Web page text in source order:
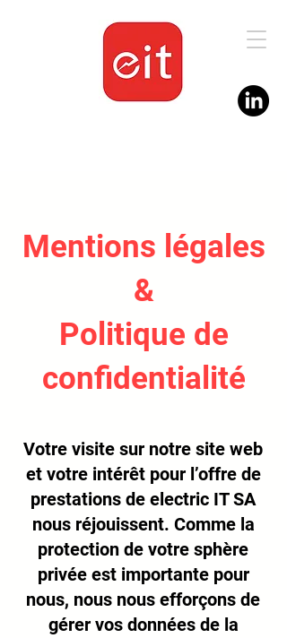
Mentions légales
&
Politique de
confidentialité
Votre visite sur notre site web
et votre intérêt pour l’offre de
prestations de electric IT SA
nous réjouissent. Comme la
protection de votre sphère
privée est importante pour
nous, nous nous efforçons de
gérer vos données de la